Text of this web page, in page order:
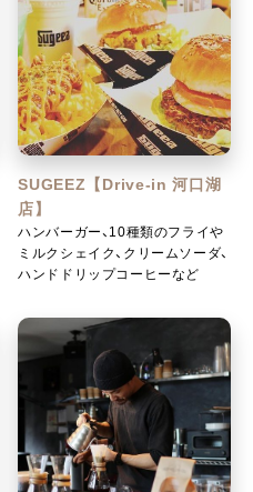
SUGEEZ【Drive-in 河口湖
店】
ハンバーガー、10種類のフライや
ミルクシェイク、クリームソーダ、
ハンドドリップコーヒーなど